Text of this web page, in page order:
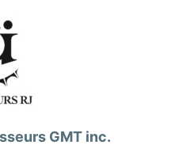
UN EMPLOI
GMT inc.